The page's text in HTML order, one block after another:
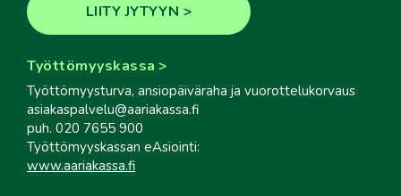
LIITY JYTYYN
Työttömyyskassa
Työttömyysturva, ansiopäiväraha ja vuorottelukorvaus
asiakaspalvelu@aariakassa.fi
puh. 020 7655 900
Työttömyyskassan eAsiointi:
www.aariakassa.fi